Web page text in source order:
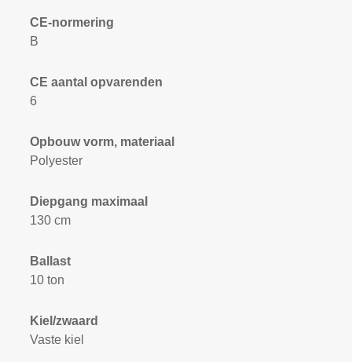
CE-normering
B
CE aantal opvarenden
6
Opbouw vorm, materiaal
Polyester
Diepgang maximaal
130 cm
Ballast
10 ton
Kiel/zwaard
Vaste kiel